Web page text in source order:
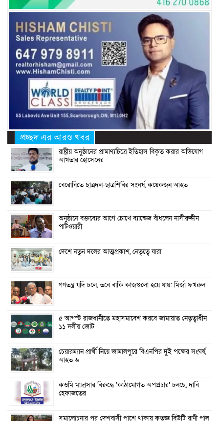
প্রচ্ছদ এর আরও খবর
রাষ্ট্রীয় অনুষ্ঠানের প্রামাণ্যচিত্রে ইতিহাস বিকৃত করার অভিযোগ
আখতার হোসেনের
বেরোবিতে ছাত্রদল-ছাত্রশিবির সংঘর্ষ, কয়েকজন আহত
অনুষ্ঠানে বক্তব্যের আগে চোখে ব্যান্ডেজ বাঁধলেন নাসীরুদ্দীন
পাটওয়ারী
দেশে নতুন দলের আত্মপ্রকাশ, নেতৃত্বে যারা
গণতন্ত্র যদি চলে, তবে বাকি কাজগুলো হয়ে যায়: মির্জা ফখরুল
৫ আগস্ট রাজধানীতে মহাসমাবেশ করবে জামায়াত নেতৃত্বাধীন
১১ দলীয় জোট
চেয়ারম্যান প্রার্থী নিয়ে জামালপুরে বিএনপির দুই পক্ষের সংঘর্ষ,
আহত ৬
কওমি মাদ্রাসার বিরুদ্ধে ‘কাঠামোগত অপপ্রচার’ চলছে, দাবি
হেফাজতের
সমালোচনার পর দেশবাসী পাশে থাকায় কৃতজ্ঞ বিউটি রাণী পাল